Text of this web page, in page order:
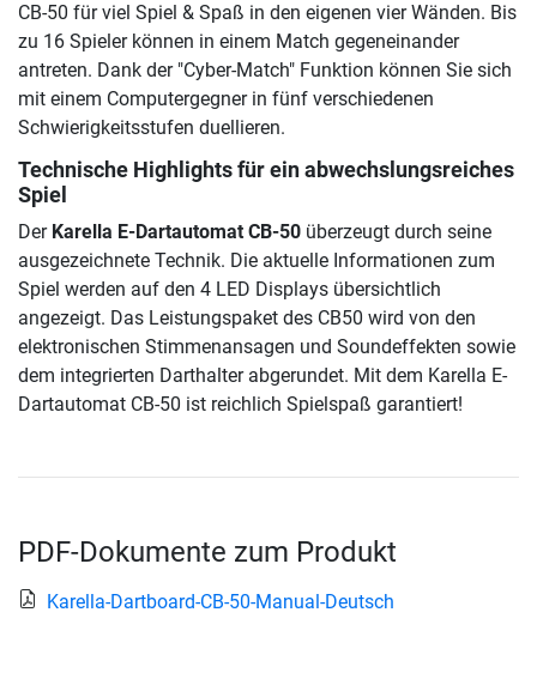
CB-50 für viel Spiel & Spaß in den eigenen vier Wänden. Bis
zu 16 Spieler können in einem Match gegeneinander
antreten. Dank der "Cyber-Match" Funktion können Sie sich
mit einem Computergegner in fünf verschiedenen
Schwierigkeitsstufen duellieren.
Technische Highlights für ein abwechslungsreiches
Spiel
Der Karella E-Dartautomat CB-50 überzeugt durch seine
ausgezeichnete Technik. Die aktuelle Informationen zum
Spiel werden auf den 4 LED Displays übersichtlich
angezeigt. Das Leistungspaket des CB50 wird von den
elektronischen Stimmenansagen und Soundeffekten sowie
dem integrierten Darthalter abgerundet. Mit dem Karella E-
Dartautomat CB-50 ist reichlich Spielspaß garantiert!
PDF-Dokumente zum Produkt
Karella-Dartboard-CB-50-Manual-Deutsch